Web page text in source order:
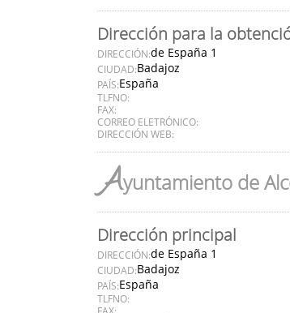
Dirección para la
DIRECCIÓN:de España 1
CIUDAD:Badajoz
PAÍS:España
TLFNO:
FAX:
CORREO ELETRÓNICO:
DIRECCIÓN WEB:
Ayuntamiento de
Dirección principal
DIRECCIÓN:de España 1
CIUDAD:Badajoz
PAÍS:España
TLFNO:
FAX: